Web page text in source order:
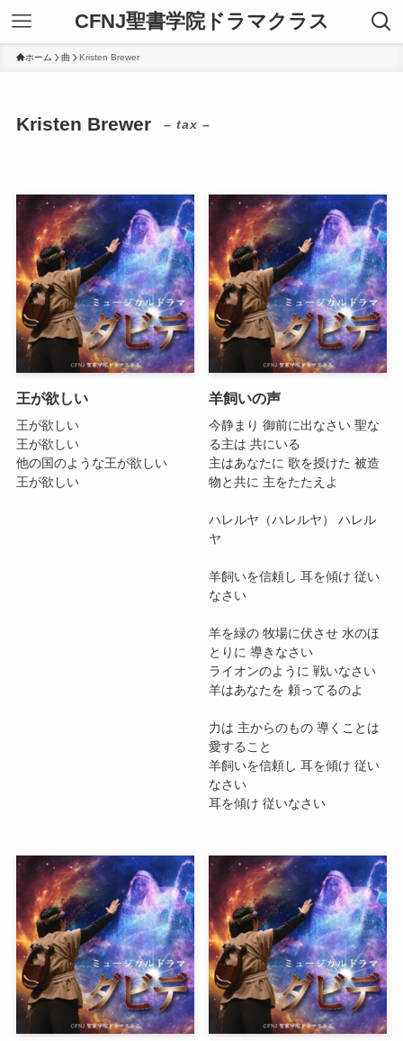
CFNJ聖書学院ドラマクラス
ホーム 曲 Kristen Brewer
Kristen Brewer – tax –
王が欲しい
王が欲しい
王が欲しい
他の国のような王が欲しい
王が欲しい
羊飼いの声
今静まり 御前に出なさい 聖な
る主は 共にいる
主はあなたに 歌を授けた 被造
物と共に 主をたたえよ
ハレルヤ（ハレルヤ） ハレル
ヤ
羊飼いを信頼し 耳を傾け 従い
なさい
羊を緑の 牧場に伏させ 水のほ
とりに 導きなさい
ライオンのように 戦いなさい
羊はあなたを 頼ってるのよ
力は 主からのもの 導くことは
愛すること
羊飼いを信頼し 耳を傾け 従い
なさい
耳を傾け 従いなさい